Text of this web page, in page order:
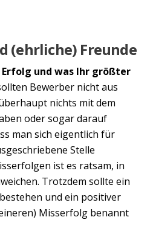
(ehrliche) Freunde
und was Ihr größter
Bewerber nicht aus
nichts mit dem
oder sogar darauf
man sich eigentlich für
Stelle
ist es ratsam, in
Trotzdem sollte ein
und ein positiver
Misserfolg benannt